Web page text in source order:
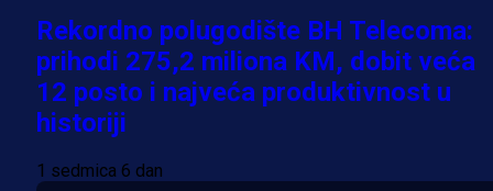
Rekordno polugodište BH Telecoma:
prihodi 275,2 miliona KM, dobit veća
12 posto i najveća produktivnost u
historiji
1 sedmica 6 dan